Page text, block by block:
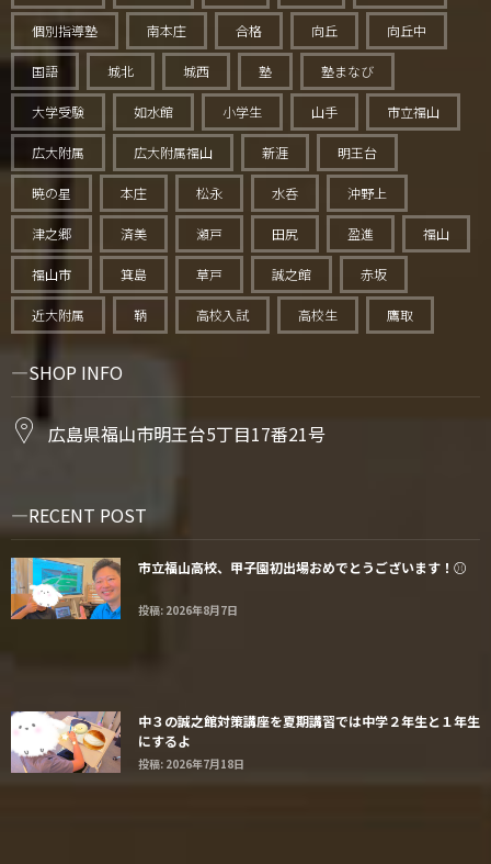
個別指導塾 南本庄 合格 向丘 向丘中
国語 城北 城西 塾 塾まなび
大学受験 如水館 小学生 山手 市立福山
広大附属 広大附属福山 新涯 明王台
暁の星 本庄 松永 水呑 沖野上
津之郷 済美 瀬戸 田尻 盈進 福山
福山市 箕島 草戸 誠之館 赤坂
近大附属 鞆 高校入試 高校生 鷹取
SHOP INFO
広島県福山市明王台5丁目17番21号
RECENT POST
市立福山高校、甲子園初出場おめでとうございます！⚾️
投稿: 2026年8月7日
中３の誠之館対策講座を夏期講習では中学２年生と１年生
にするよ
投稿: 2026年7月18日